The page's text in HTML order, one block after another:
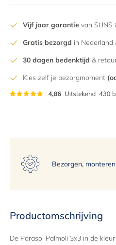
Vijf jaar garantie van SUNS
Gratis bezorgd in Nederland
30 dagen bedenktijd &
Kies zelf je bezorgmoment
Bezorgen,
Productomschrijving
De Parasol Palmoli 3x3 in de